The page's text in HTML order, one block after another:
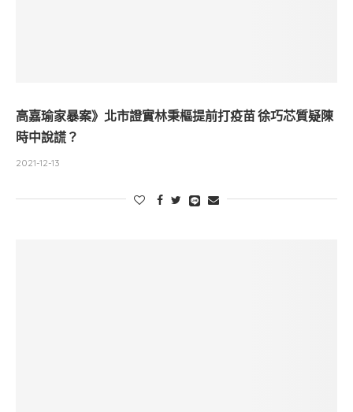
高嘉瑜家暴案》北市證實林秉樞提前打疫苗 徐巧芯質疑陳
時中說謊？
2021-12-13